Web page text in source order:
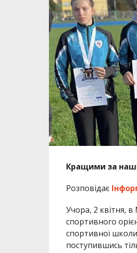
Кращими за
Розповідає
Учора, 2 квітня,
спортивного
спортивної
поступившись